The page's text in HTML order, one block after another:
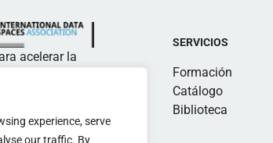
experience, serve
our traffic. By
acelerar la
en
SERVICIOS
Formación
Catálogo
Biblioteca